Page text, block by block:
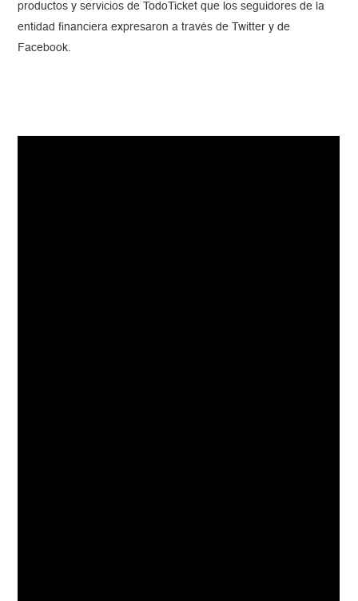
productos y servicios de TodoTicket que los seguidores de la
entidad financiera expresaron a través de Twitter y de
Facebook.